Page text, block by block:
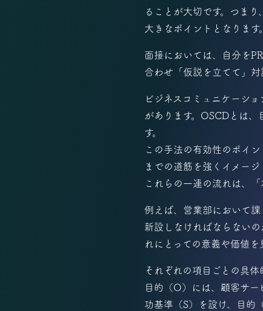
ることが大切です。つま
大きなポイントとなります。
面接においては、自分を
合わせ「仮説を立てて」対
ビジネスコミュニケーシ
があります。OSCDとは
す。
この手法の有効性のポイ
までの道筋を強くイメー
これらの一連の流れは、
例えば、営業部において
新設しなければならない
れにとっての意義や価値
それぞれの項目ごとの具体
目的（O）には、顧客サ
功基準（S）を設け、目的